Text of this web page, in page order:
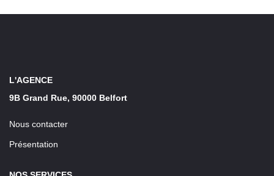
Confiez-Nous La Recherche De Votre Location
L'AGENCE
9B Grand Rue, 90000 Belfort
Nous contacter
Présentation